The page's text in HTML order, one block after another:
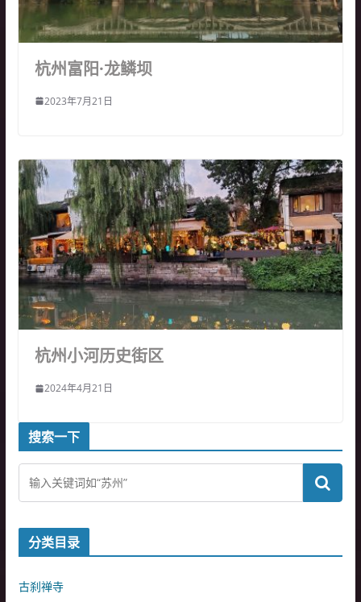
杭州富阳·龙鳞坝
2023年7月21日
杭州小河历史街区
2024年4月21日
搜索一下
分类目录
古刹禅寺